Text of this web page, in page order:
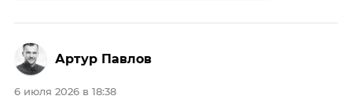
6 июля 2026 в 18:38
Артур Павлов